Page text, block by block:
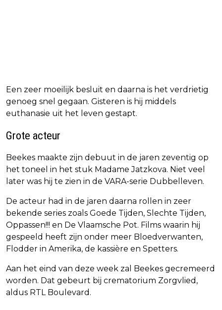
Een zeer moeilijk besluit en daarna is het verdrietig
genoeg snel gegaan. Gisteren is hij middels
euthanasie uit het leven gestapt.
Grote acteur
Beekes maakte zijn debuut in de jaren zeventig op
het toneel in het stuk Madame Jatzkova. Niet veel
later was hij te zien in de VARA-serie Dubbelleven.
De acteur had in de jaren daarna rollen in zeer
bekende series zoals Goede Tijden, Slechte Tijden,
Oppassen!!! en De Vlaamsche Pot. Films waarin hij
gespeeld heeft zijn onder meer Bloedverwanten,
Flodder in Amerika, de kassière en Spetters.
Aan het eind van deze week zal Beekes gecremeerd
worden. Dat gebeurt bij crematorium Zorgvlied,
aldus RTL Boulevard.